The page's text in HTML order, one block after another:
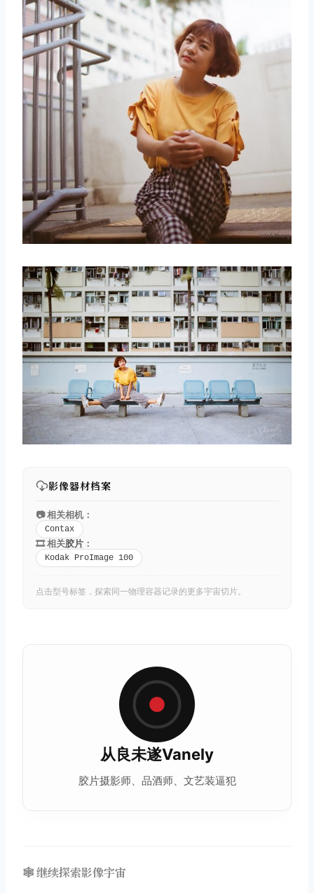
影像器材档案
📷 相关相机：
Contax
🎞️ 相关胶片 ：
Kodak ProImage 100
点击型号标签，探索同一物理容器记录的更多宇宙切片。
从良未遂Vanely
胶片摄影师、品酒师、文艺装逼犯
🕸️ 继续探索影像宇宙
取消 搜索